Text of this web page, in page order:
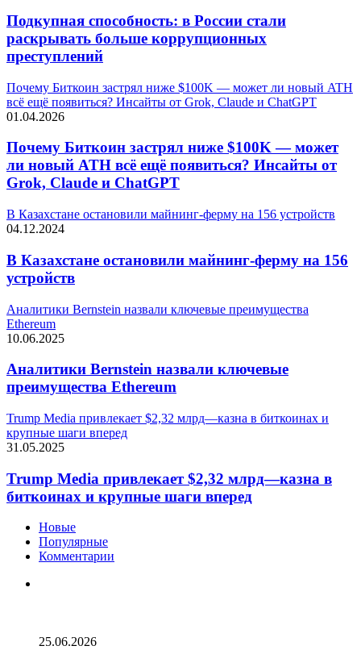
Подкупная способность: в России стали
раскрывать больше коррупционных
преступлений
Почему Биткоин застрял ниже $100K — может ли новый ATH
всё ещё появиться? Инсайты от Grok, Claude и ChatGPT
01.04.2026
Почему Биткоин застрял ниже $100K — может
ли новый ATH всё ещё появиться? Инсайты от
Grok, Claude и ChatGPT
В Казахстане остановили майнинг-ферму на 156 устройств
04.12.2024
В Казахстане остановили майнинг-ферму на 156
устройств
Аналитики Bernstein назвали ключевые преимущества
Ethereum
10.06.2025
Аналитики Bernstein назвали ключевые
преимущества Ethereum
Trump Media привлекает $2,32 млрд—казна в биткоинах и
крупные шаги вперед
31.05.2025
Trump Media привлекает $2,32 млрд—казна в
биткоинах и крупные шаги вперед
Новые
Популярные
Комментарии
25.06.2026